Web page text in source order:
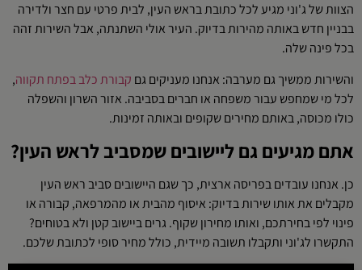
הצוות של ג'וני מגיע לכל כתובת בראש העין, לבית פרטי עם חצר ולדירה
בבניין חדש באותה מהירות בדיוק. העיר אולי השתנתה, אבל השירות זהה
בכל פינה שלה.
והשירות ממשיך גם מערבה: אנחנו מעניקים גם קבורת כלב בפתח תקווה,
לכל מי שמחפש עבור משפחה או חברים בסביבה. אזור השרון והשפלה
כולו מכוסה, באותם מחירים שקופים ובאותה זמינות.
אתם מגיעים גם ליישובים שמסביב לראש העין?
כן. אנחנו עובדים בפריסה ארצית, כך שגם היישובים סביב ראש העין
מקבלים את אותו שירות בדיוק: איסוף מהבית או מהמרפאה, קבורה או
פינוי לפי בחירתכם, ואותו מחירון שקוף. גרים ביישוב קטן ולא בטוחים?
התקשרו לג'וני ותקבלו תשובה מיידית, כולל מחיר סופי לכתובת שלכם.